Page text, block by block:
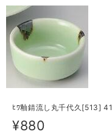
ﾋﾜ釉錆流し丸千代久[513]
¥880